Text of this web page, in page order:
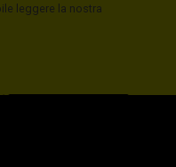
leggere la nostra